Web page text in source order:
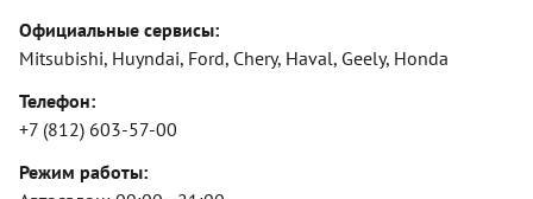
Официальные сервисы:
Mitsubishi, Huyndai, Ford, Chery, Haval, Geely, Honda
Телефон:
+7 (812) 603-57-00
Режим работы: